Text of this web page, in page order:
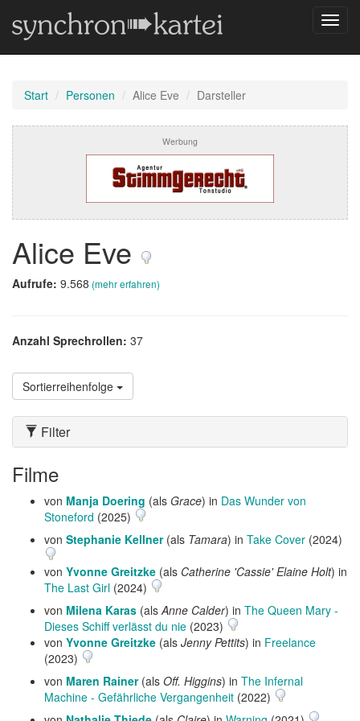
Start Personen Alice Eve Darsteller
Werbung
Alice Eve
Aufrufe: 9.568 (mehr erfahren)
Anzahl Sprechrollen: 37
Sortierreihenfolge
Filter
Filme
von Manja Doering (als Grace) in Das Wunder von
Stoneford (2025)
von Stephanie Kellner(als Tamara) in Take Cover (2024)
von Yvonne Greitzke (als Catherine 'Cassie' Elaine Holt) in
The Last Girl (2024)
von Milena Karas (alsAnne Calder) in The Queen Mary -
Dieses Schiff verlässt du nie (2023)
von Yvonne Greitzke (als Jenny Pettits) in Freelance
(2023)
von Maren Rainer(als Off. Higgins) in The Infernal
Machine - Gefährliche Vergangenheit (2022)